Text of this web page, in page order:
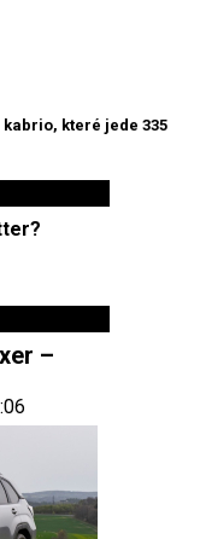
které jede 335
–